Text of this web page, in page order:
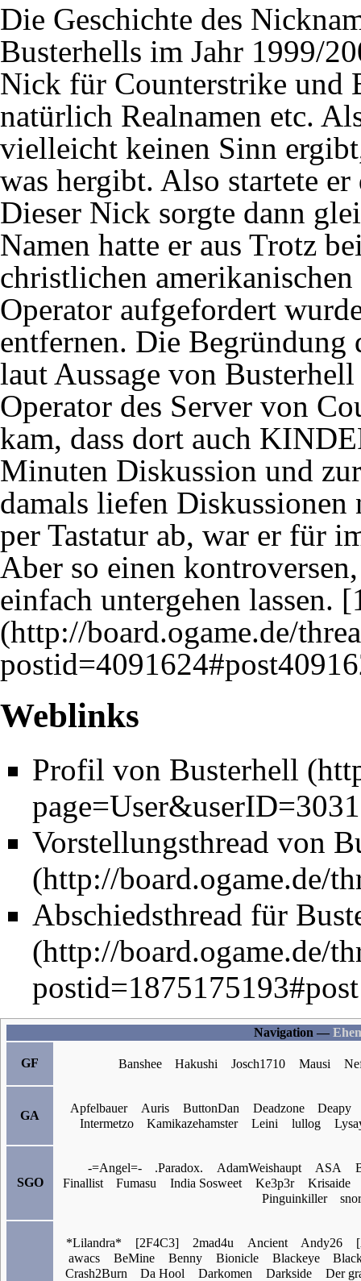
Die Geschichte des
Busterhells im Jahr 1999/
Nick für Counterstrike und
natürlich Realnamen etc.
vielleicht keinen Sinn
was hergibt. Also startete
Dieser Nick sorgte dann
Namen hatte er aus Trotz
christlichen
Operator aufgefordert
entfernen. Die Begründung
laut Aussage von
Operator des Server von
kam, dass dort auch
Minuten Diskussion und
damals liefen Diskussionen
per Tastatur ab, war er für
Aber so einen
einfach untergehen lassen.
Weblinks
Profil von Busterhell
Vorstellungsthread von
Abschiedsthread für
Navigation —
GF Banshee Hakushi Josch1710 Mausi
GA
Apfelbauer Auris ButtonDan Deadzone
Deapy
Intermetzo
Kamikazehamster Leini lullog
SGO
-=Angel=- .Paradox. AdamWeishaupt ASA
Finallist
Fumasu India Sosweet Ke3p3r
Krisaide
Pinguinkiller
*Lilandra* [2F4C3] 2mad4u Ancient Andy26
awacs
BeMine Benny Bionicle Blackeye
Crash2Burn
Da Hool Darkomen Darkside Der